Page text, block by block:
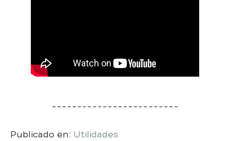
Publicado en: Utilidades